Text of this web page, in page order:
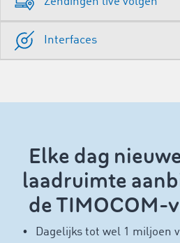
Interfaces
Elke dag
laadruimte
de TIMOCOM-
Dagelijks tot wel 1 miljoen